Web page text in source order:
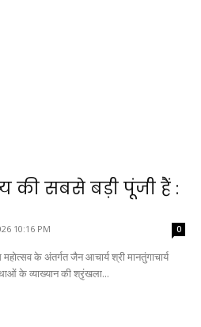
की सबसे बड़ी पूंजी हैं :
10:16 PM 0
के अंतर्गत जैन आचार्य श्री मानतुंगाचार्य
के व्याख्यान की श्रृंखला...